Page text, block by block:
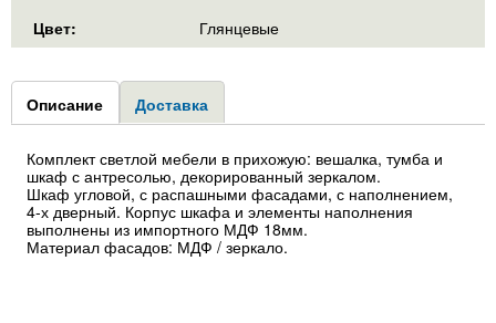
Цвет:
Глянцевые
Group1
Описание (активная
вкладка)
Доставка
Комплект светлой мебели в прихожую: вешалка, тумба и
шкаф с антресолью, декорированный зеркалом.
Шкаф угловой, с распашными фасадами, с наполнением,
4-х дверный. Корпус шкафа и элементы наполнения
выполнены из импортного МДФ 18мм.
Материал фасадов: МДФ / зеркало.